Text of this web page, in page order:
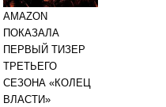
AMAZON
ПОКАЗАЛА
ПЕРВЫЙ ТИЗЕР
ТРЕТЬЕГО
СЕЗОНА «КОЛЕЦ
ВЛАСТИ»